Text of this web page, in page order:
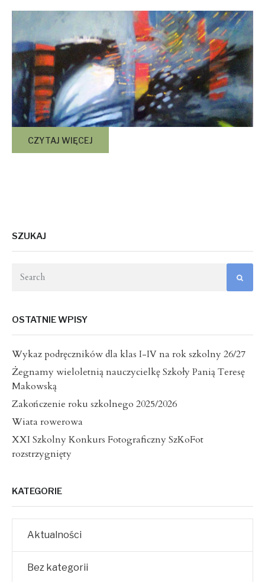
CZYTAJ WIĘCEJ
SZUKAJ
OSTATNIE WPISY
Wykaz podręczników dla klas I-IV na rok szkolny 26/27
Żegnamy wieloletnią nauczycielkę Szkoły Panią Teresę
Makowską
Zakończenie roku szkolnego 2025/2026
Wiata rowerowa
XXI Szkolny Konkurs Fotograficzny SzKoFot
rozstrzygnięty
KATEGORIE
Aktualności
Bez kategorii